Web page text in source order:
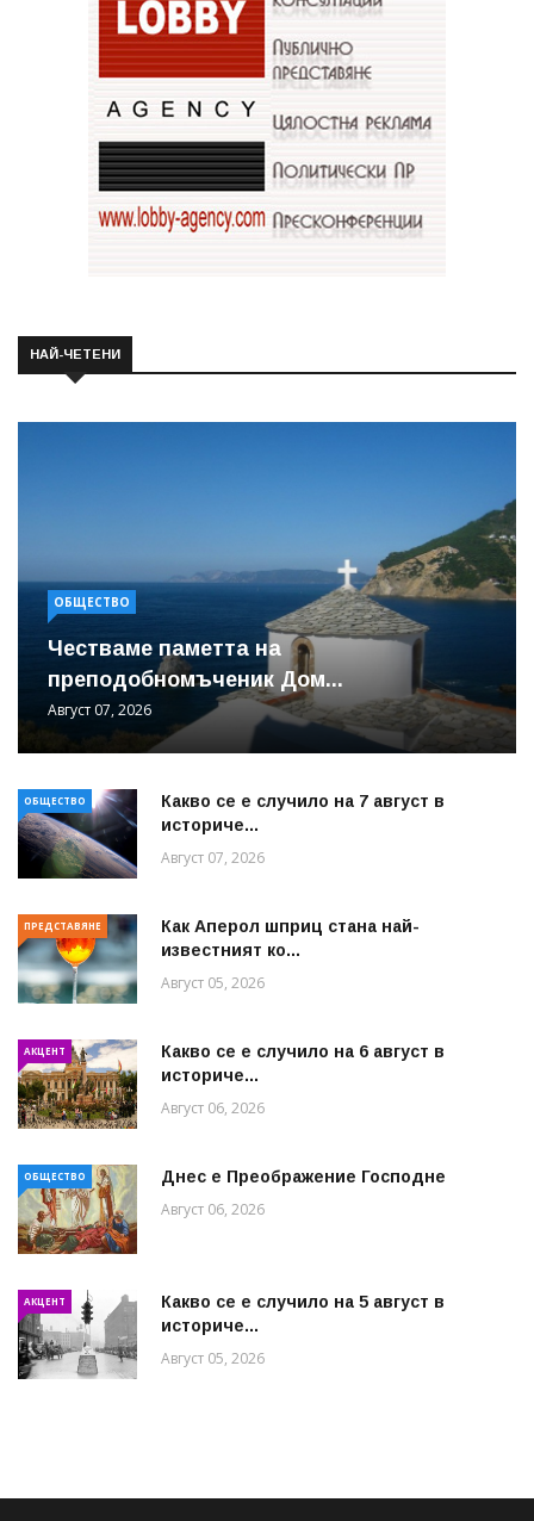
НАЙ-ЧЕТЕНИ
ОБЩЕСТВО
Честваме паметта на
преподобномъченик Дом...
Август 07, 2026
ОБЩЕСТВО
Какво се е случило на 7 август в
историче...
Август 07, 2026
ПРЕДСТАВЯНЕ
Как Аперол шприц стана най-
известният ко...
Август 05, 2026
АКЦЕНТ
Какво се е случило на 6 август в
историче...
Август 06, 2026
ОБЩЕСТВО Днес е Преображение Господне
Август 06, 2026
АКЦЕНТ
Какво се е случило на 5 август в
историче...
Август 05, 2026